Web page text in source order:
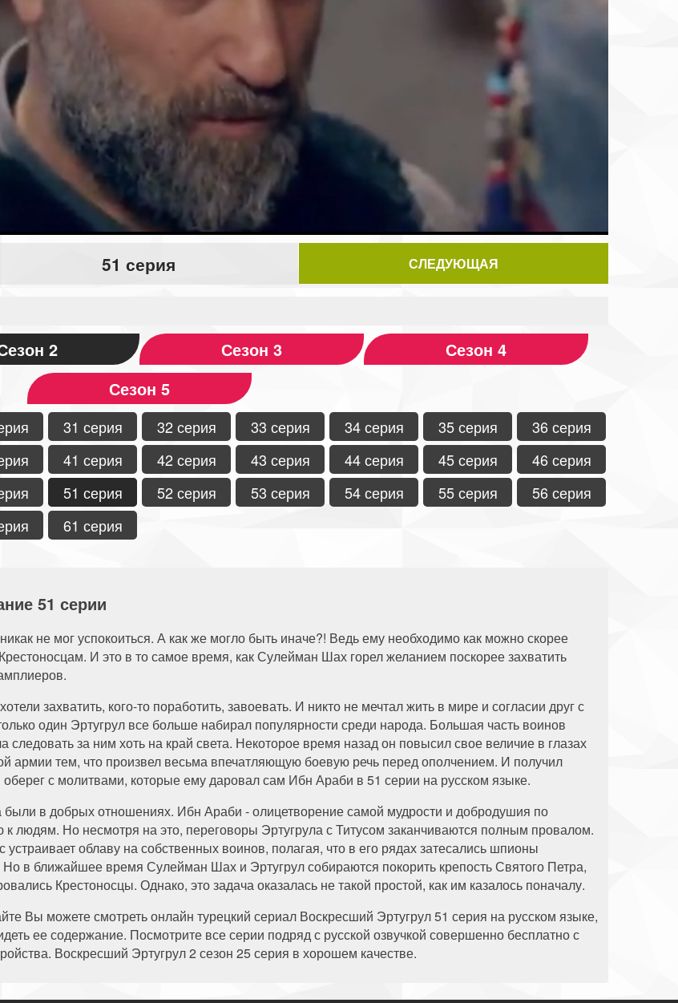
Video
51 серия СЛЕДУЮЩАЯ
2 Сезон 3
Сезон 4
Сезон 5
31 серия 32 серия 33 серия 34 серия 35 серия
36 серия
41 серия 42 серия 43 серия 44 серия 45 серия
46 серия
51 серия 52 серия 53 серия 54 серия 55 серия
56 серия
61 серия
51 серии
не мог успокоиться. А как же могло быть иначе?! Ведь ему необходимо как можно скорее
И это в то самое время, как Сулейман Шах горел желанием поскорее захватить
захватить, кого-то поработить, завоевать. И никто не мечтал жить в мире и согласии друг с
один Эртугрул все больше набирал популярности среди народа. Большая часть воинов
следовать за ним хоть на край света. Некоторое время назад он повысил свое величие в глазах
армии тем, что произвел весьма впечатляющую боевую речь перед ополчением. И получил
с молитвами, которые ему даровал сам Ибн Араби в 51 серии на русском языке.
были в добрых отношениях. Ибн Араби - олицетворение самой мудрости и добродушия по
людям. Но несмотря на это, переговоры Эртугрула с Титусом заканчиваются полным провалом.
устраивает облаву на собственных воинов, полагая, что в его рядах затесались шпионы
Но в ближайшее время Сулейман Шах и Эртугрул собираются покорить крепость Святого Петра,
Крестоносцы. Однако, это задача оказалась не такой простой, как им казалось поначалу.
Вы можете смотреть онлайн турецкий сериал Воскресший Эртугрул 51 серия на русском языке,
ее содержание. Посмотрите все серии подряд с русской озвучкой совершенно бесплатно с
Воскресший Эртугрул 2 сезон 25 серия в хорошем качестве.